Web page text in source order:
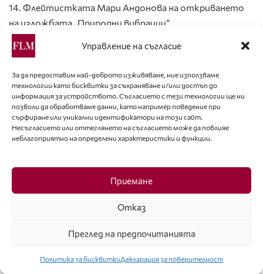
Управление на съгласие
За да предоставим най-доброто изживяване, ние използваме
технологии като бисквитки за съхраняване и/или достъп до
информация за устройството. Съгласието с тези технологии ще ни
позволи да обработваме данни, като например поведение при
сърфиране или уникални идентификатори на този сайт.
Несъгласието или оттеглянето на съгласието може да повлияе
неблагоприятно на определени характеристики и функции.
Приемане
Отказ
Преглед на предпочитанията
Политика за бисквиткиДекларация за поверителност
14. Флейтистката Мари Андонова на откриването
на изложбата „Природни вибрации“.
15. Художникът Костадин Жиков заедно с Роси
Иванова и проф. Любомир Стойков.
Любомир Стойков, Росица Велкова, Стела Йорданова
и Карина Георгиева.
17. Проф. Любомир Стойков заедно с екипа си – Хелена
Тодорова, Калин Стойков и Радинела Гелева.
18. – 20. Картини на Костадин Жиков от изложбата
Фото: © Алма комуникация / Петър Станев